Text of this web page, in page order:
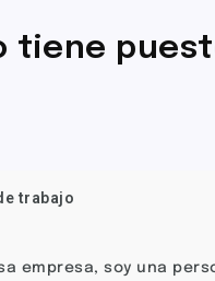
tiene
trabajo
empresa, soy una